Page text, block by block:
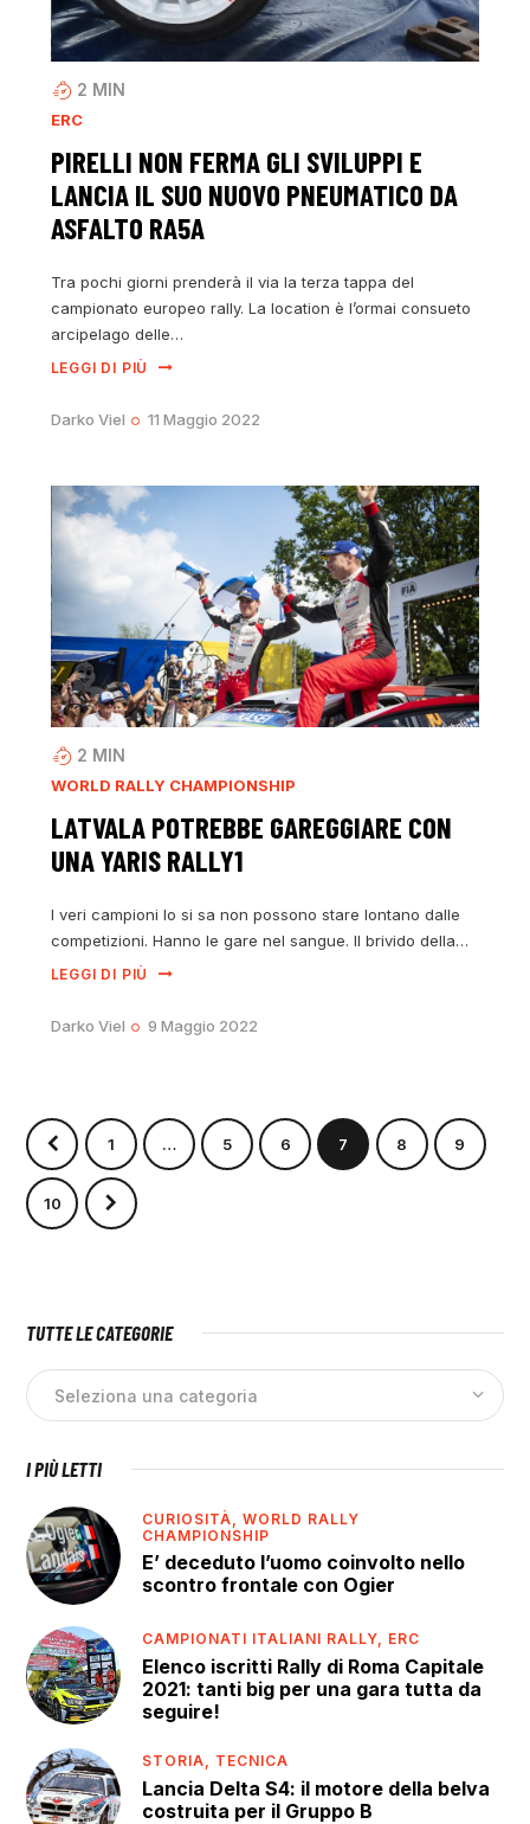
2 MIN
ERC
PIRELLI NON FERMA GLI SVILUPPI E
LANCIA IL SUO NUOVO PNEUMATICO DA
ASFALTO RA5A
Tra pochi giorni prenderà il via la terza tappa del
campionato europeo rally. La location è l’ormai consueto
arcipelago delle…
LEGGI DI PIÙ
Darko Viel 11 Maggio 2022
2 MIN
WORLD RALLY CHAMPIONSHIP
LATVALA POTREBBE GAREGGIARE CON
UNA YARIS RALLY1
I veri campioni lo si sa non possono stare lontano dalle
competizioni. Hanno le gare nel sangue. Il brivido della…
LEGGI DI PIÙ
Darko Viel 9 Maggio 2022
1 … 5 6 7 8 9
10
TUTTE LE CATEGORIE
I PIÙ LETTI
CURIOSITÀ,WORLD RALLY
CHAMPIONSHIP
E’ deceduto l’uomo coinvolto nello
scontro frontale con Ogier
CAMPIONATI ITALIANI RALLY, ERC
Elenco iscritti Rally di Roma Capitale
2021: tanti big per una gara tutta da
seguire!
STORIA, TECNICA
Lancia Delta S4: il motore della belva
costruita per il Gruppo B